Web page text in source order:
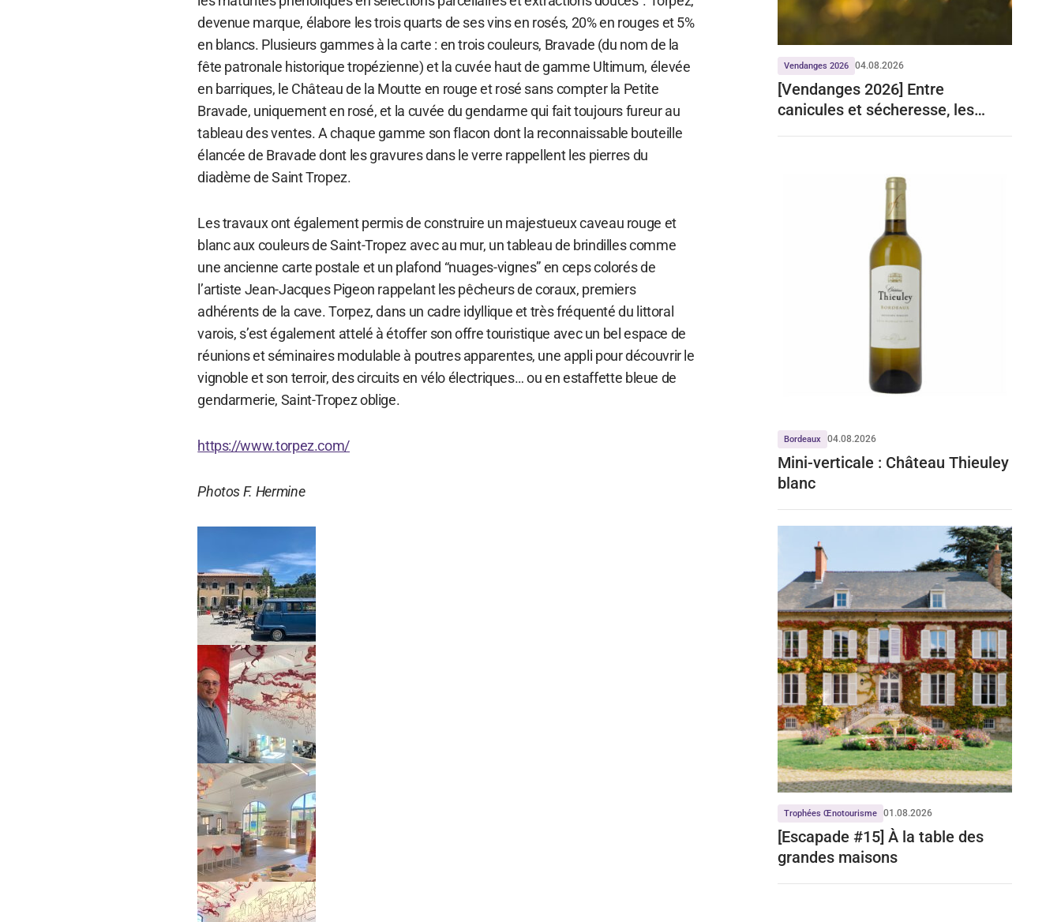
devenue marque, élabore les trois quarts de ses vins en rosés, 20% en rouges et 5%
en blancs. Plusieurs gammes à la carte : en trois couleurs, Bravade (du nom de la
fête patronale historique tropézienne) et la cuvée haut de gamme Ultimum, élevée
en barriques, le Château de la Moutte en rouge et rosé sans compter la Petite
Bravade, uniquement en rosé, et la cuvée du gendarme qui fait toujours fureur au
tableau des ventes. A chaque gamme son flacon dont la reconnaissable bouteille
élancée de Bravade dont les gravures dans le verre rappellent les pierres du
diadème de Saint Tropez.
Les travaux ont également permis de construire un majestueux caveau rouge et
blanc aux couleurs de Saint-Tropez avec au mur, un tableau de brindilles comme
une ancienne carte postale et un plafond “nuages-vignes” en ceps colorés de
l’artiste Jean-Jacques Pigeon rappelant les pêcheurs de coraux, premiers
adhérents de la cave. Torpez, dans un cadre idyllique et très fréquenté du littoral
varois, s’est également attelé à étoffer son offre touristique avec un bel espace de
réunions et séminaires modulable à poutres apparentes, une appli pour découvrir le
vignoble et son terroir, des circuits en vélo électriques… ou en estaffette bleue de
gendarmerie, Saint-Tropez oblige.
https://www.torpez.com/
Photos F. Hermine
Vendanges 2026 04.08.2026
[Vendanges 2026] Entre
canicules et sécheresse, les
Bordeaux 04.08.2026
Mini-verticale : Château Thieuley
blanc
Trophées Œnotourisme 01.08.2026
[Escapade #15] À la table des
grandes maisons